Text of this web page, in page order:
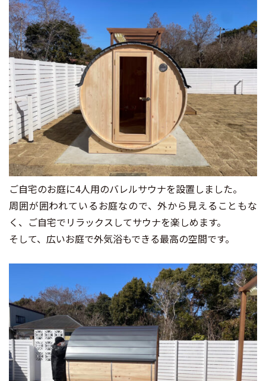
ご自宅のお庭に4人用のバレルサウナを設置しました。
周囲が囲われているお庭なので、外から見えることもな
く、ご自宅でリラックスしてサウナを楽しめます。
そして、広いお庭で外気浴もできる最高の空間です。